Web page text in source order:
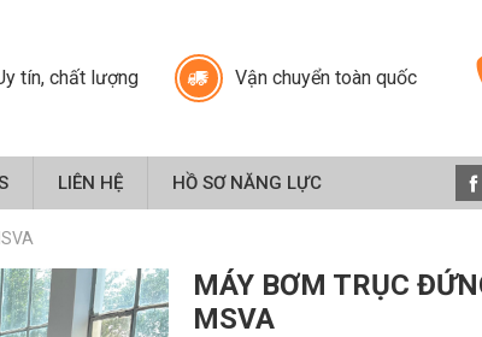
tín, chất lượng Vận chuyển toàn quốc
LIÊN HỆ HỒ SƠ NĂNG LỰC
MÁY BƠM TRỤC
MSVA